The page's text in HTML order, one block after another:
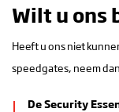
Wilt u ons
Heeft u ons niet
speedgates, neem
De Security